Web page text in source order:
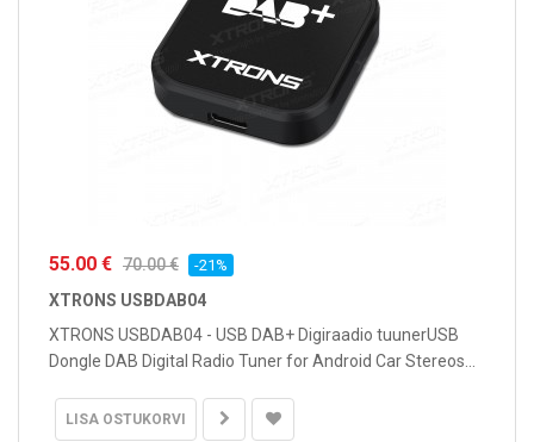
55.00 € 70.00 € -21%
XTRONS USBDAB04
XTRONS USBDAB04 - USB DAB+ Digiraadio tuunerUSB
Dongle DAB Digital Radio Tuner for Android Car Stereos...
LISA OSTUKORVI